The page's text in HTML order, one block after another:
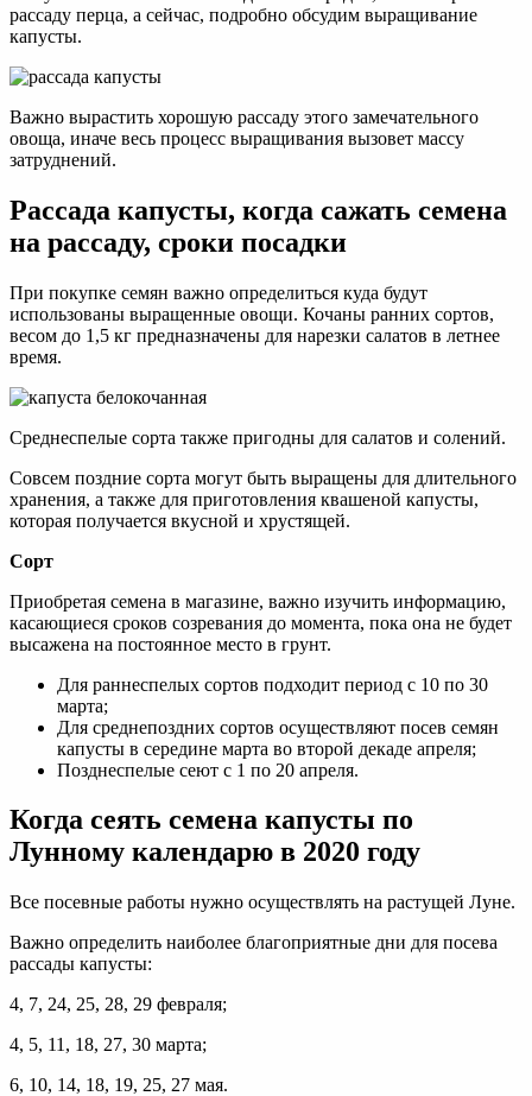
рассаду перца, а сейчас, подробно обсудим выращивание
капусты.
Важно вырастить хорошую рассаду этого замечательного
овоща, иначе весь процесс выращивания вызовет массу
затруднений.
Рассада капусты, когда сажать семена
на рассаду, сроки посадки
При покупке семян важно определиться куда будут
использованы выращенные овощи. Кочаны ранних сортов,
весом до 1,5 кг предназначены для нарезки салатов в летнее
время.
Среднеспелые сорта также пригодны для салатов и солений.
Совсем поздние сорта могут быть выращены для длительного
хранения, а также для приготовления квашеной капусты,
которая получается вкусной и хрустящей.
Сорт
Приобретая семена в магазине, важно изучить информацию,
касающиеся сроков созревания до момента, пока она не будет
высажена на постоянное место в грунт.
Для раннеспелых сортов подходит период с 10 по 30
марта;
Для среднепоздних сортов осуществляют посев семян
капусты в середине марта во второй декаде апреля;
Позднеспелые сеют с 1 по 20 апреля.
Когда сеять семена капусты по
Лунному календарю в 2020 году
Все посевные работы нужно осуществлять на растущей Луне.
Важно определить наиболее благоприятные дни для посева
рассады капусты:
4, 7, 24, 25, 28, 29 февраля;
4, 5, 11, 18, 27, 30 марта;
6, 10, 14, 18, 19, 25, 27 мая.